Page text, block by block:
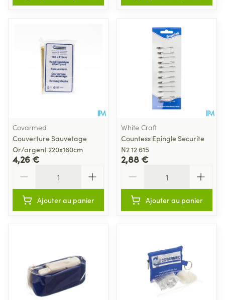
Covarmed
Couverture Sauvetage
Or/argent 220x160cm
4,26 €
Ajouter au panier
White Craft
Countess Epingle Securite
N2 12 615
2,88 €
Ajouter au panier